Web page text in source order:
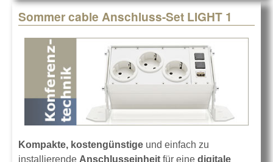
Sommer cable Anschluss-Set LIGHT 1
Kompakte, kostengünstige und einfach zu
installierende Anschlusseinheit für eine digitale